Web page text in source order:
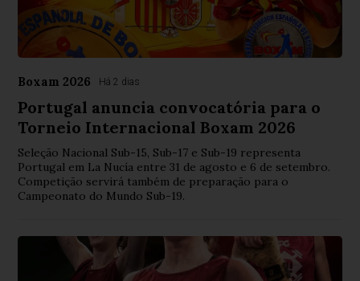
Boxam 2026 Há 2 dias
Portugal anuncia convocatória para o
Torneio Internacional Boxam 2026
Seleção Nacional Sub-15, Sub-17 e Sub-19 representa
Portugal em La Nucía entre 31 de agosto e 6 de setembro.
Competição servirá também de preparação para o
Campeonato do Mundo Sub-19.